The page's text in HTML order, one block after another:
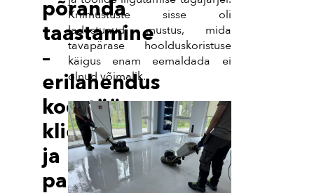
põranda
taastamine
–
erilahendus
koostöös
kliendi
ja
partneriga
Kriimustuste sisse oli
ladestunud mustus, mida
tavapärase hoolduskoristuse
käigus enam eemaldada ei
olnud võimalik.